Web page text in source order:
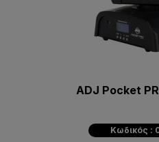
ADJ Pocket
Κωδικός :